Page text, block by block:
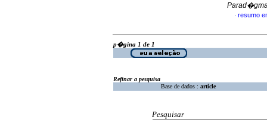
· resumo
p�gina 1 de 1
Refinar a pesquisa
Base de dados : article
Pesquisar